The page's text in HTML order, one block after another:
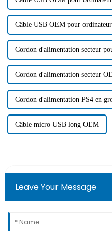
Câble USB OEM pour
Cordon d'alimentation secteur
Cordon d'alimentation secteur
Cordon d'alimentation PS4 en
Câble micro USB long OEM
Leave Your Message